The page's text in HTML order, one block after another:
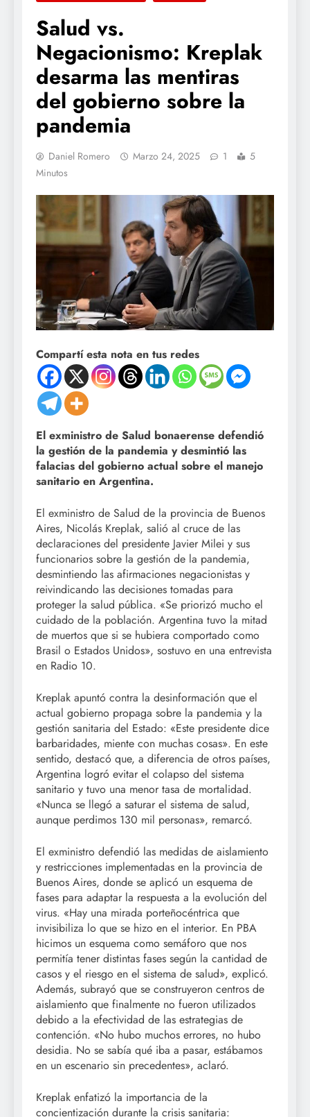
Salud vs.
Negacionismo: Kreplak
desarma las mentiras
del gobierno sobre la
pandemia
Daniel Romero Marzo 24, 2025 1
5
Minutos
Compartí esta nota en tus redes
El exministro de Salud bonaerense defendió
la gestión de la pandemia y desmintió las
falacias del gobierno actual sobre el manejo
sanitario en Argentina.
El exministro de Salud de la provincia de Buenos
Aires, Nicolás Kreplak, salió al cruce de las
declaraciones del presidente Javier Milei y sus
funcionarios sobre la gestión de la pandemia,
desmintiendo las afirmaciones negacionistas y
reivindicando las decisiones tomadas para
proteger la salud pública. «Se priorizó mucho el
cuidado de la población. Argentina tuvo la mitad
de muertos que si se hubiera comportado como
Brasil o Estados Unidos», sostuvo en una entrevista
en Radio 10.
Kreplak apuntó contra la desinformación que el
actual gobierno propaga sobre la pandemia y la
gestión sanitaria del Estado: «Este presidente dice
barbaridades, miente con muchas cosas». En este
sentido, destacó que, a diferencia de otros países,
Argentina logró evitar el colapso del sistema
sanitario y tuvo una menor tasa de mortalidad.
«Nunca se llegó a saturar el sistema de salud,
aunque perdimos 130 mil personas», remarcó.
El exministro defendió las medidas de aislamiento
y restricciones implementadas en la provincia de
Buenos Aires, donde se aplicó un esquema de
fases para adaptar la respuesta a la evolución del
virus. «Hay una mirada porteñocéntrica que
invisibiliza lo que se hizo en el interior. En PBA
hicimos un esquema como semáforo que nos
permitía tener distintas fases según la cantidad de
casos y el riesgo en el sistema de salud», explicó.
Además, subrayó que se construyeron centros de
aislamiento que finalmente no fueron utilizados
debido a la efectividad de las estrategias de
contención. «No hubo muchos errores, no hubo
desidia. No se sabía qué iba a pasar, estábamos
en un escenario sin precedentes», aclaró.
Kreplak enfatizó la importancia de la
concientización durante la crisis sanitaria: